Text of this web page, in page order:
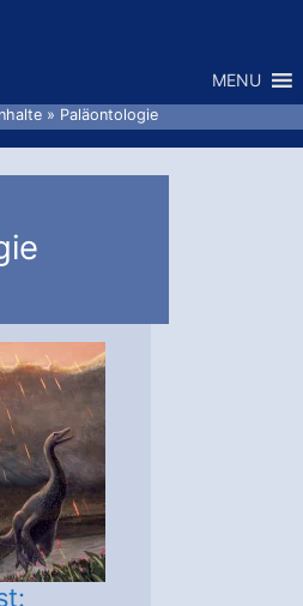
MENU
Paläontologie